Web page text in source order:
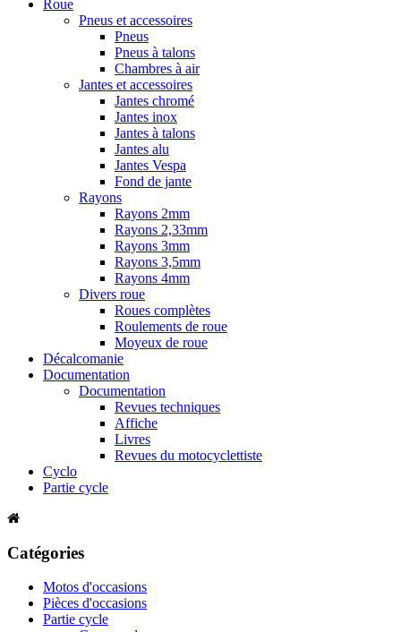
Roue
Pneus et accessoires
Pneus
Pneus à talons
Chambres à air
Jantes et accessoires
Jantes chromé
Jantes inox
Jantes à talons
Jantes alu
Jantes Vespa
Fond de jante
Rayons
Rayons 2mm
Rayons 2,33mm
Rayons 3mm
Rayons 3,5mm
Rayons 4mm
Divers roue
Roues complètes
Roulements de roue
Moyeux de roue
Décalcomanie
Documentation
Documentation
Revues techniques
Affiche
Livres
Revues du motocyclettiste
Cyclo
Partie cycle
Catégories
Motos d'occasions
Pièces d'occasions
Partie cycle